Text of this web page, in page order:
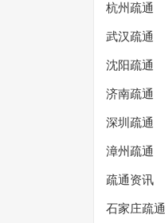
杭州疏通
武汉疏通
沈阳疏通
济南疏通
深圳疏通
漳州疏通
疏通资讯
石家庄疏通